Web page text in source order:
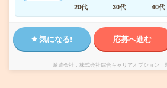
20代
30代 40代
気になる! 応募へ進む
派遣会社 株式会社綜合キャリアオプション